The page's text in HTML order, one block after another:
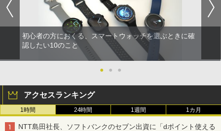
初心者の方におくる、スマートウォッチを選ぶときに確
認したい10のこと
● ● ●
アクセスランキング
1時間 24時間 1週間 1カ月
NTT島田社長、ソフトバンクのセブン出資に「dポイント使える